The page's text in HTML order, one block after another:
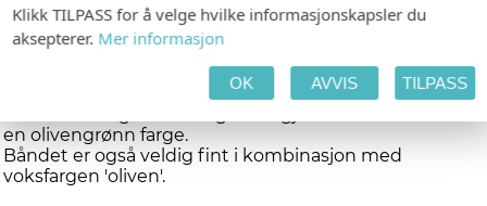
Bredde: 1,5 cm
En god match
Bomullsbåndet passer veldig fint til alle våre hvite/lys
papirtyper som ubestrøket, ivory, gold dust, silver ice,
en olivengrønn farge.
Båndet er også veldig fint i kombinasjon med
voksfargen 'oliven'.
Klikk TILPASS for å velge hvilke informasjonskapsler du
aksepterer. Mer informasjon
OK AVVIS TILPASS